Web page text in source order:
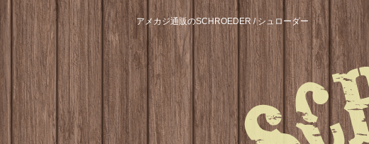
アメカジ通販のSCHROEDER / シュローダー